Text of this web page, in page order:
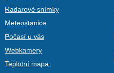
Radarové snímky
Meteostanice
Počasí u vás
Webkamery
Teplotní mapa